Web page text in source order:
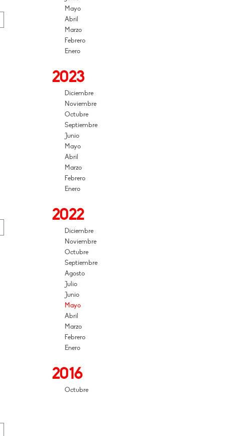
Mayo
Abril
Marzo
Febrero
Enero
2023
Diciembre
Noviembre
Octubre
Septiembre
Junio
Mayo
Abril
Marzo
Febrero
Enero
2022
Diciembre
Noviembre
Octubre
Septiembre
Agosto
Julio
Junio
Mayo
Abril
Marzo
Febrero
Enero
2016
Octubre